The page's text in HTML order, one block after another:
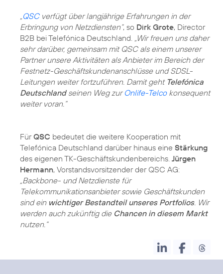
„QSCverfügt über langjährige Erfahrungen in der
Erbringung von Netzdiensten“, so Dirk Grote, Director
B2B bei Telefónica Deutschland. „Wir freuen uns daher
sehr darüber, gemeinsam mit QSC als einem unserer
Partner unsere Aktivitäten als Anbieter im Bereich der
Festnetz-Geschäftskundenanschlüsse und SDSL-
Leitungen weiter fortzuführen. Damit geht Telefónica
Deutschlandseinen Weg zur Onlife-Telcokonsequent
weiter voran.“
FürQSC bedeutet die weitere Kooperation mit
Telefónica Deutschland darüber hinaus eine Stärkung
des eigenen TK-Geschäftskundenbereichs. Jürgen
Hermann, Vorstandsvorsitzender der QSC AG:
„Backbone- und Netzdienste für
Telekommunikationsanbieter sowie Geschäftskunden
sind ein wichtiger Bestandteil unseres Portfolios. Wir
werden auch zukünftig die Chancen in diesem Markt
nutzen.“